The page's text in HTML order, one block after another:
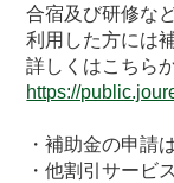
合宿及び研修な
利用した方には
詳しくはこちら
https://
・補助金の申請
・他割引サービ